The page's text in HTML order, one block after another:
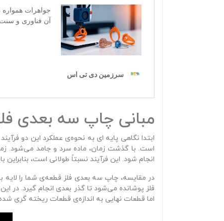
مبانی چاپ سه‌ بعدی
ابتدا نگاهی پایه‌ ای به نحوه‌ی عملکرد این دو
است. با گذشت زمان، ماده سرد و جامد می‌شود.
انجام شود. این فرآیند نسبتاً طولانی است،
در مقایسه، چاپ سه‌ بعدی فلز قطعه‌ی شما را لایه‌
فلز پوشانده می‌شود تا گذر بعدی انجام گیرد. در
اما قطعات نهایی به اندازه‌ی قطعات ریخته‌ گری‌ شده مقاوم